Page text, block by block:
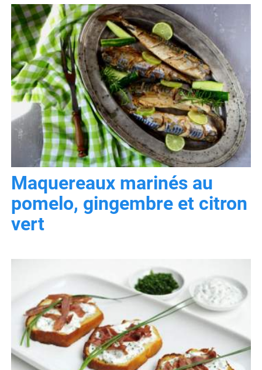
Maquereaux marinés au
pomelo, gingembre et citron
vert